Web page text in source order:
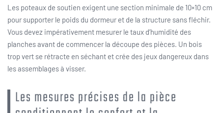
Les poteaux de soutien exigent une section minimale de 10×10 cm
pour supporter le poids du dormeur et de la structure sans fléchir.
Vous devez impérativement mesurer le taux d’humidité des
planches avant de commencer la découpe des pièces. Un bois
trop vert se rétracte en séchant et crée des jeux dangereux dans
les assemblages à visser.
Les mesures précises de la pièce